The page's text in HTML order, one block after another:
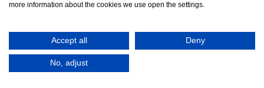
PORTUGUÊS
Copyright © 2012-2026.Taxileader.net
more information about the cookies we use open the settings.
Accept all Deny
No, adjust